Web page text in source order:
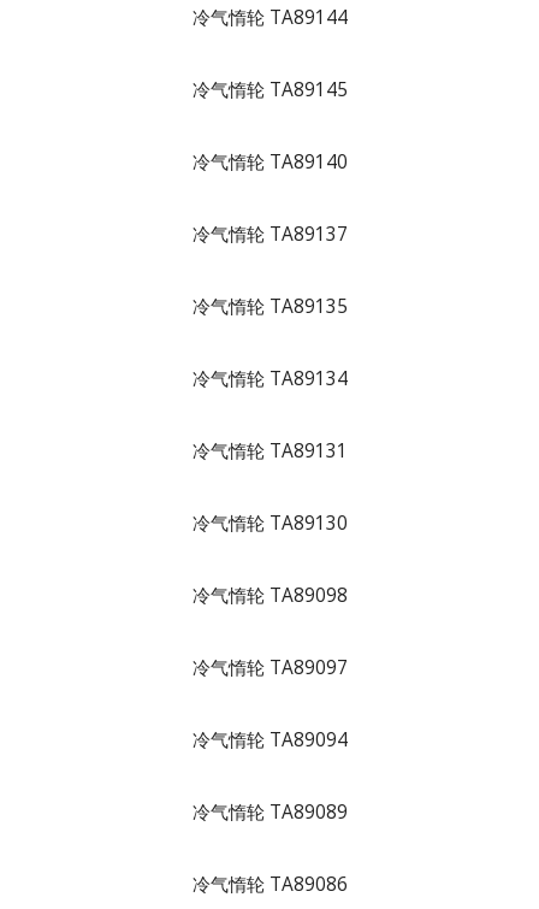
冷气惰轮 TA89144
冷气惰轮 TA89145
冷气惰轮 TA89140
冷气惰轮 TA89137
冷气惰轮 TA89135
冷气惰轮 TA89134
冷气惰轮 TA89131
冷气惰轮 TA89130
冷气惰轮 TA89098
冷气惰轮 TA89097
冷气惰轮 TA89094
冷气惰轮 TA89089
冷气惰轮 TA89086